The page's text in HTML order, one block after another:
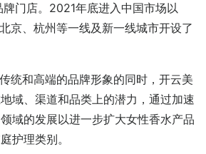
门店。2021年底进入中国市场以
京、杭州等一线及新一线城市开设了
统和高端的品牌形象的同时，开云美
域、渠道和品类上的潜力，通过加速
域的发展以进一步扩大女性香水产品
护理类别。